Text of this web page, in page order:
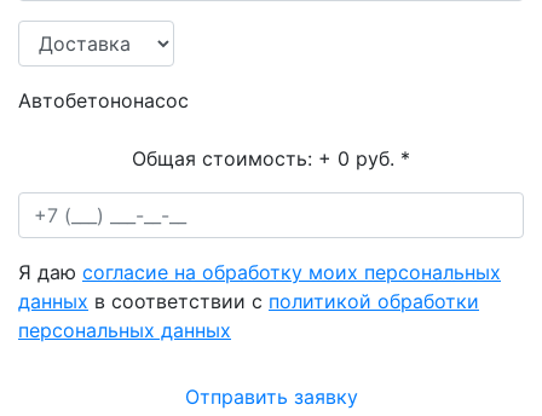
Автобетононасос
Общая стоимость: + 0 руб. *
Я даю согласие на обработку моих персональных
данных в соответствии с политикой обработки
персональных данных
Отправить заявку